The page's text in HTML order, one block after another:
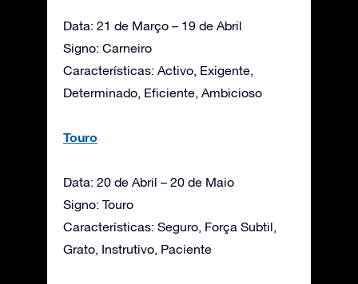
Data: 21 de Março – 19 de Abril
Signo: Carneiro
Características: Activo, Exigente,
Determinado, Eficiente, Ambicioso
Touro
Data: 20 de Abril – 20 de Maio
Signo: Touro
Características: Seguro, Força Subtil,
Grato, Instrutivo, Paciente